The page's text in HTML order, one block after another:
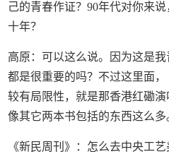
己的青春作证？90年代对你来
十年？
高原：可以这么说。因为这是
都是很重要的吗？不过这里面
较有局限性，就是那香港红磡
像其它两本书包括的东西这么多
《新民周刊》：怎么去中央工艺